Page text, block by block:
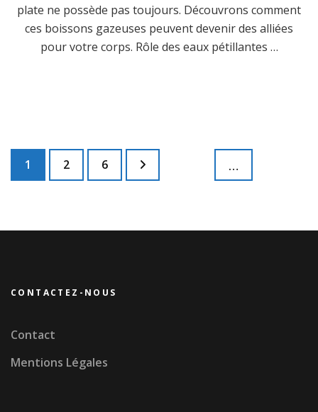
plate ne possède pas toujours. Découvrons comment
ces boissons gazeuses peuvent devenir des alliées
pour votre corps. Rôle des eaux pétillantes …
Pagination
des
Page
1 Page
2 …
Page
6
CONTACTEZ-NOUS
Contact
Mentions Légales